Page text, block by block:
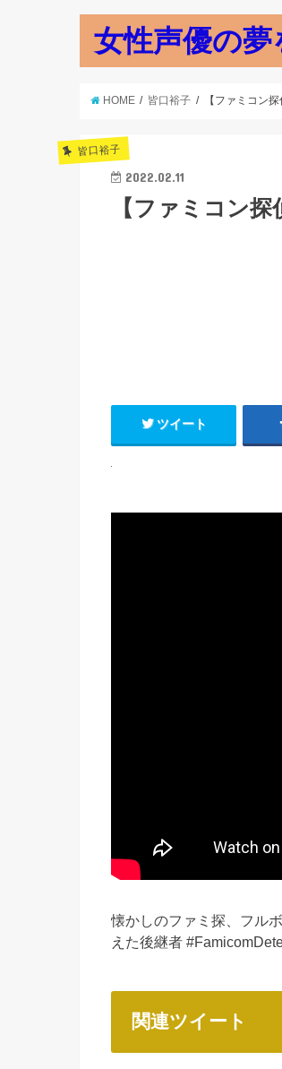
女性声優の
HOME 皆口裕子 【ファミコン
皆口裕子
2022.02.11
【ファミコン
ツイート
懐かしのファミ探、フル
えた後継者
関連ツイート